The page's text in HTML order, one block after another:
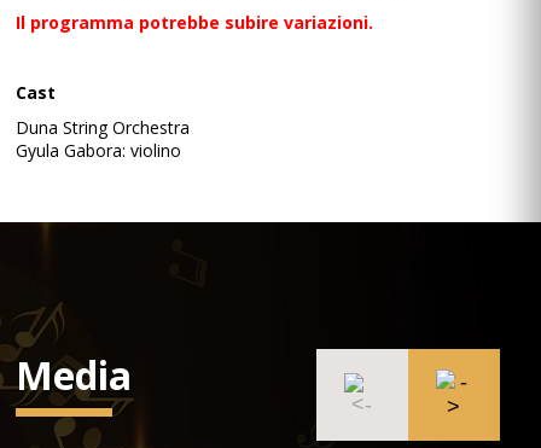
Il programma potrebbe subire variazioni.
Cast
Duna String Orchestra
Gyula Gabora: violino
Media